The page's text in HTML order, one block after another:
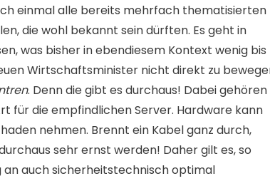
einmal alle bereits mehrfach thematisierten
die wohl bekannt sein dürften. Es geht in
was bisher in ebendiesem Kontext wenig bis
Wirtschaftsminister nicht direkt zu
. Denn die gibt es durchaus! Dabei gehören
für die empfindlichen Server. Hardware kann
nehmen. Brennt ein Kabel ganz durch,
sehr ernst werden! Daher gilt es, so
an auch sicherheitstechnisch optimal